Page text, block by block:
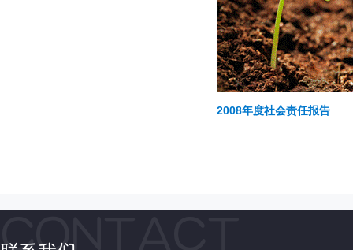
2008年度社会责任报告